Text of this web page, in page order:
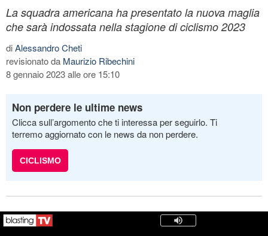
La squadra americana ha presentato la nuova maglia
che sarà indossata nella stagione di ciclismo 2023
diAlessandro Cheti
revisionato da Maurizio Ribechini
8 gennaio 2023 alle ore 15:10
Non perdere le ultime news
Clicca sull’argomento che ti interessa per seguirlo. Ti
terremo aggiornato con le news da non perdere.
CICLISMO